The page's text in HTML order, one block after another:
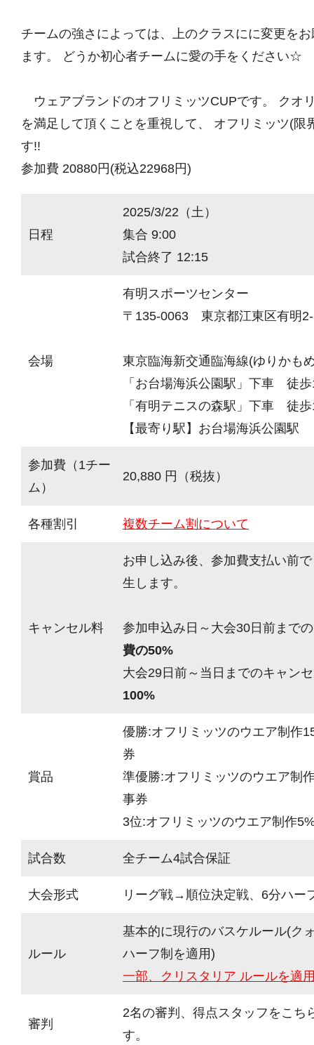
チームの強さによっては、上のクラスにに変更を
ます。 どうか初心者チームに愛の手をください☆
ウェアブランドのオフリミッツCUPです。 クオ
を満足して頂くことを重視して、 オフリミッツ(限
す!!
参加費 20880円(税込22968円)
日程
2025/3/22（土）
集合 9:00
試合終了 12:15
会場
有明スポーツセンター
〒135-0063 東京都江東区有明
東京臨海新交通臨海線(ゆりかも
「お台場海浜公園駅」下車 徒
「有明テニスの森駅」下車 徒
【最寄り駅】お台場海浜公園駅
参加費（1チー
ム）
20,880 円（税抜）
各種割引 複数チーム割について
キャンセル料
お申し込み後、参加費支払い前
生します。
参加申込み日～大会30日前まで
費の50%
大会29日前～当日までのキャン
100%
賞品
優勝:オフリミッツのウエア制作
券
準優勝:オフリミッツのウエア制
事券
3位:オフリミッツのウエア制作
試合数 全チーム4試合保証
大会形式 リーグ戦→順位決定戦、6分ハー
ルール
基本的に現行のバスケルール(ク
ハーフ制を適用)
一部、クリスタリア ルールを適
審判
2名の審判、得点スタッフをこち
す。